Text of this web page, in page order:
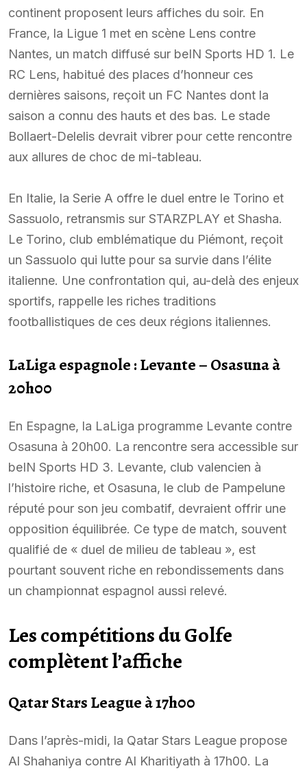
continent proposent leurs affiches du soir. En
France, la Ligue 1 met en scène Lens contre
Nantes, un match diffusé sur beIN Sports HD 1. Le
RC Lens, habitué des places d’honneur ces
dernières saisons, reçoit un FC Nantes dont la
saison a connu des hauts et des bas. Le stade
Bollaert-Delelis devrait vibrer pour cette rencontre
aux allures de choc de mi-tableau.
En Italie, la Serie A offre le duel entre le Torino et
Sassuolo, retransmis sur STARZPLAY et Shasha.
Le Torino, club emblématique du Piémont, reçoit
un Sassuolo qui lutte pour sa survie dans l’élite
italienne. Une confrontation qui, au-delà des enjeux
sportifs, rappelle les riches traditions
footballistiques de ces deux régions italiennes.
LaLiga espagnole : Levante – Osasuna à
20h00
En Espagne, la LaLiga programme Levante contre
Osasuna à 20h00. La rencontre sera accessible sur
beIN Sports HD 3. Levante, club valencien à
l’histoire riche, et Osasuna, le club de Pampelune
réputé pour son jeu combatif, devraient offrir une
opposition équilibrée. Ce type de match, souvent
qualifié de « duel de milieu de tableau », est
pourtant souvent riche en rebondissements dans
un championnat espagnol aussi relevé.
Les compétitions du Golfe
complètent l’affiche
Qatar Stars League à 17h00
Dans l’après-midi, la Qatar Stars League propose
Al Shahaniya contre Al Kharitiyath à 17h00. La